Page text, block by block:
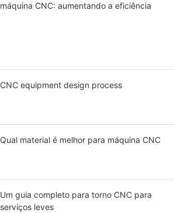
máquina CNC: aumentando a eficiência
CNC equipment design process
Qual material é melhor para máquina CNC
Um guia completo para torno CNC para
serviços leves